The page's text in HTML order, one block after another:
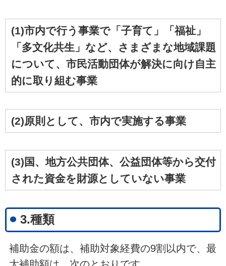
(1)市内で行う事業で「子育て」「福祉」
「多文化共生」など、さまざまな地域課題
について、市民活動団体が解決に向け自主
的に取り組む事業
(2)原則として、市内で実施する事業
(3)国、地方公共団体、公益団体等から交付
された資金を財源としていない事業
3.種類
補助金の額は、補助対象経費の9割以内で、最
大補助額は、次のとおりです。